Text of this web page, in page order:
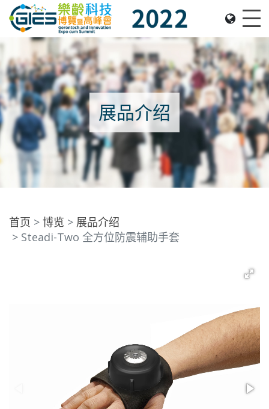
Date: Expo: 2-5 Nov 2022, Venue: Hall 1A-C, HKCEC
展品介绍
首页 博览
展品介绍
Steadi-Two 全方位防震辅助手套